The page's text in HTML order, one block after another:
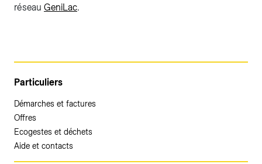
réseau GeniLac.
Particuliers
Démarches et factures
Offres
Ecogestes et déchets
Aide et contacts